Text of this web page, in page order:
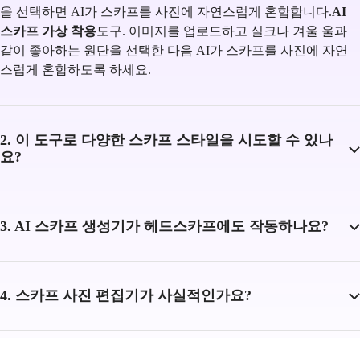
을 선택하면 AI가 스카프를 사진에 자연스럽게 혼합합니다.AI
스카프 가상 착용도구. 이미지를 업로드하고 실크나 겨울 울과
같이 좋아하는 원단을 선택한 다음 AI가 스카프를 사진에 자연
스럽게 혼합하도록 하세요.
2. 이 도구로 다양한 스카프 스타일을 시도할 수 있나
요?
3. AI 스카프 생성기가 헤드스카프에도 작동하나요?
4. 스카프 사진 편집기가 사실적인가요?